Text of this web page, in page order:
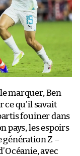
marquer, Ben
ce qu’il savait
fouiner dans
pays, les espoirs
génération Z –
avec